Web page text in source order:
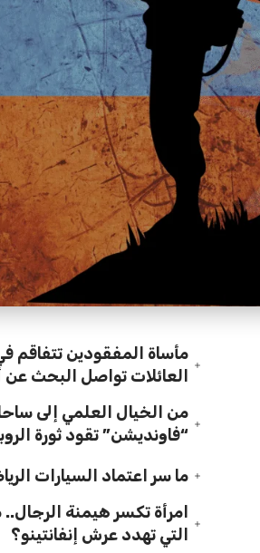
مأساة المفقودين تتفاقم
العائلات تواصل البحث عن
من الخيال العلمي إلى
“فاونديشن” تقود ثورة
ما سر اعتماد السيارات
امرأة تكسر هيمنة
التي تهدد عرش إنفانتينو؟